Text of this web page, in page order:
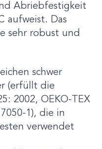
Abriebfestigkeit
aufweist. Das
sehr robust und
schwer
(erfüllt die
2002, OEKO-TEX
1), die in
verwendet